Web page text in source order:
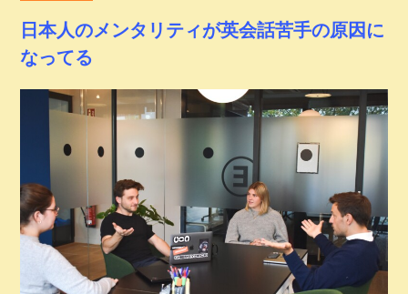
日本人のメンタリティが英会話苦手の原因に
なってる